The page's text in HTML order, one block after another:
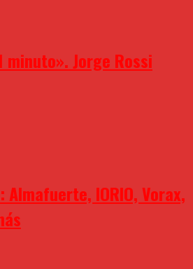
minuto». Jorge Rossi
IORIO, Vorax,